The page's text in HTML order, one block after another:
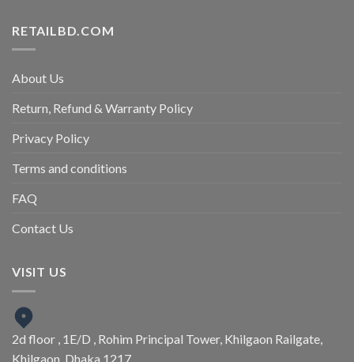
RETAILBD.COM
About Us
Return, Refund & Warranty Policy
Privacy Policy
Terms and conditions
FAQ
Contact Us
VISIT US
2d floor , 1E/D , Rohim Principal Tower, Khilgaon Railgate,
Khilgaon, Dhaka 1217